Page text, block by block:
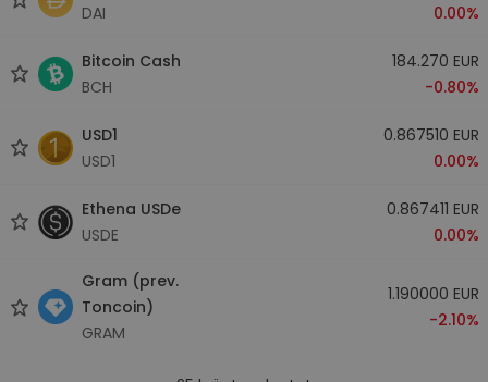
DAI
0.00%
Bitcoin Cash
BCH
184.270 EUR
-0.80%
USD1
USD1
0.867510 EUR
0.00%
Ethena USDe
USDE
0.867411 EUR
0.00%
Gram (prev.
Toncoin)
GRAM
1.190000 EUR
-2.10%